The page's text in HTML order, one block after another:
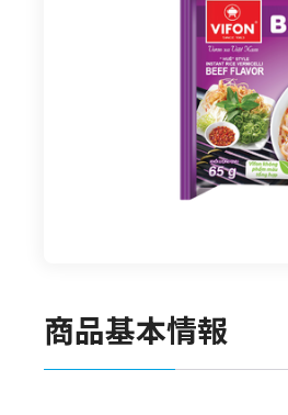
冷凍野菜・果物
商品基本情報